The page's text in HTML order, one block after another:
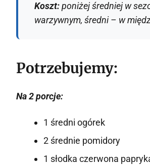
Koszt:poniżej średniej w
warzywnym, średni – w
Potrzebujemy:
Na 2 porcje:
1 średni ogórek
2 średnie pomidory
1 słodka czerwona